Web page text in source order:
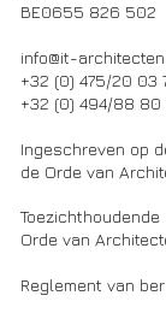
BE0655 826 502
info@it-
+32 (0) 475/20 03
+32 (0) 494/88 80
Ingeschreven op
de Orde van
Orde van
Reglement van